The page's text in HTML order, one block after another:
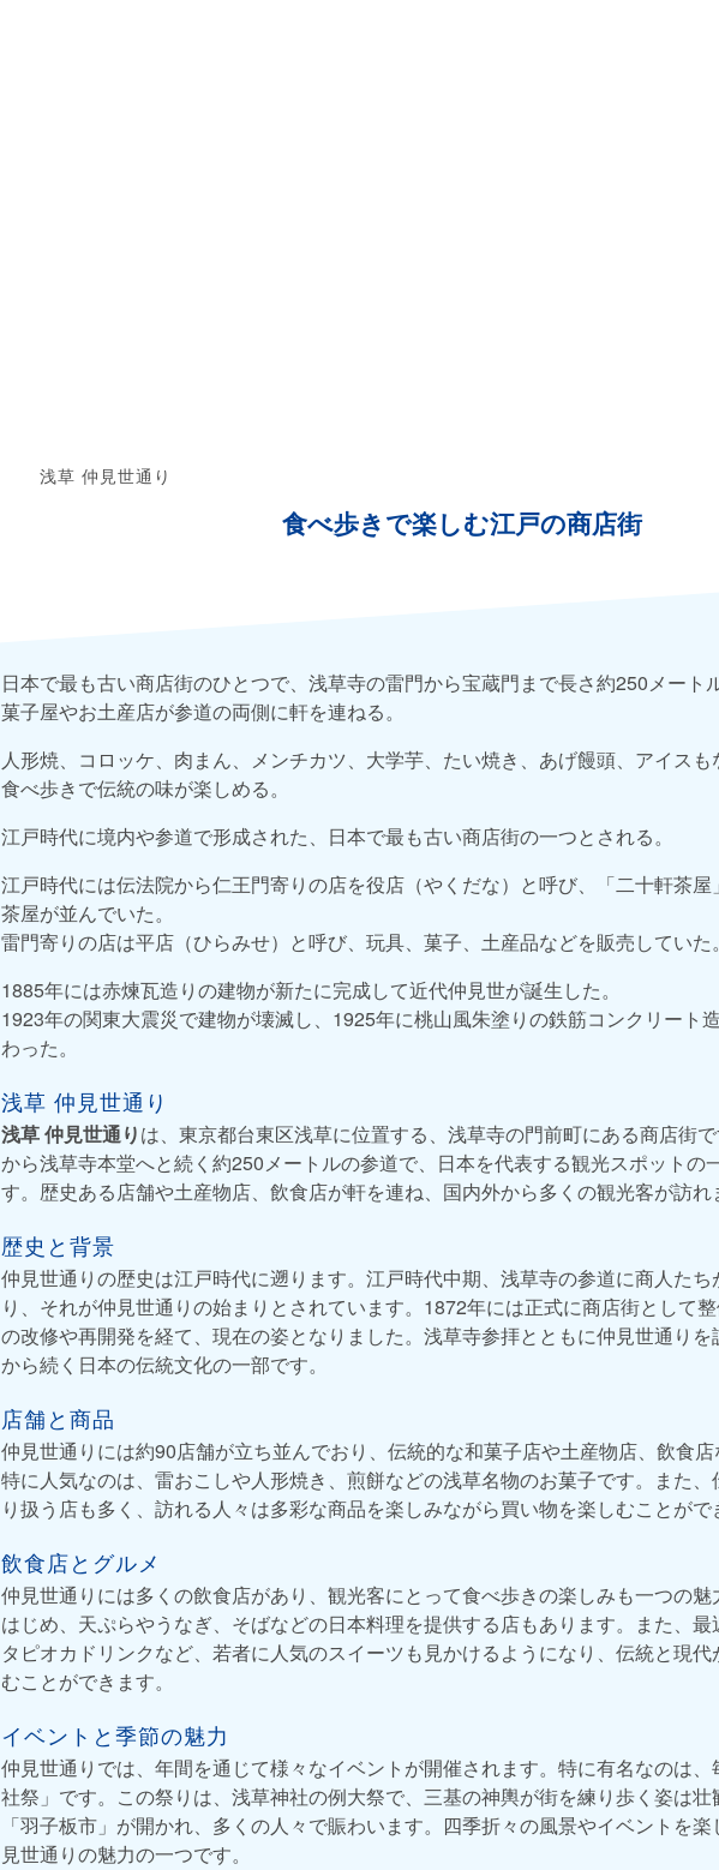
浅草 仲見世通り
食べ歩きで楽しむ江戸の商店街
日本で最も古い商店街のひとつで、浅草寺の雷門から宝蔵門まで長さ約250メート
菓子屋やお土産店が参道の両側に軒を連ねる。
人形焼、コロッケ、肉まん、メンチカツ、大学芋、たい焼き、あげ饅頭、アイスも
食べ歩きで伝統の味が楽しめる。
江戸時代に境内や参道で形成された、日本で最も古い商店街の一つとされる。
江戸時代には伝法院から仁王門寄りの店を役店（やくだな）と呼び、「二十軒茶
茶屋が並んでいた。
雷門寄りの店は平店（ひらみせ）と呼び、玩具、菓子、土産品などを販売していた。
1885年には赤煉瓦造りの建物が新たに完成して近代仲見世が誕生した。
1923年の関東大震災で建物が壊滅し、1925年に桃山風朱塗りの鉄筋コンクリート
わった。
浅草 仲見世通り
浅草 仲見世通りは、東京都台東区浅草に位置する、浅草寺の門前町にある商店街
から浅草寺本堂へと続く約250メートルの参道で、日本を代表する観光スポットの
す。歴史ある店舗や土産物店、飲食店が軒を連ね、国内外から多くの観光客が訪れ
歴史と背景
仲見世通りの歴史は江戸時代に遡ります。江戸時代中期、浅草寺の参道に商人た
り、それが仲見世通りの始まりとされています。1872年には正式に商店街として
の改修や再開発を経て、現在の姿となりました。浅草寺参拝とともに仲見世通り
から続く日本の伝統文化の一部です。
店舗と商品
仲見世通りには約90店舗が立ち並んでおり、伝統的な和菓子店や土産物店、飲食店
特に人気なのは、雷おこしや人形焼き、煎餅などの浅草名物のお菓子です。また
り扱う店も多く、訪れる人々は多彩な商品を楽しみながら買い物を楽しむことがで
飲食店とグルメ
仲見世通りには多くの飲食店があり、観光客にとって食べ歩きの楽しみも一つの
はじめ、天ぷらやうなぎ、そばなどの日本料理を提供する店もあります。また、
タピオカドリンクなど、若者に人気のスイーツも見かけるようになり、伝統と現
むことができます。
イベントと季節の魅力
仲見世通りでは、年間を通じて様々なイベントが開催されます。特に有名なのは
社祭」です。この祭りは、浅草神社の例大祭で、三基の神輿が街を練り歩く姿は
「羽子板市」が開かれ、多くの人々で賑わいます。四季折々の風景やイベントを
見世通りの魅力の一つです。